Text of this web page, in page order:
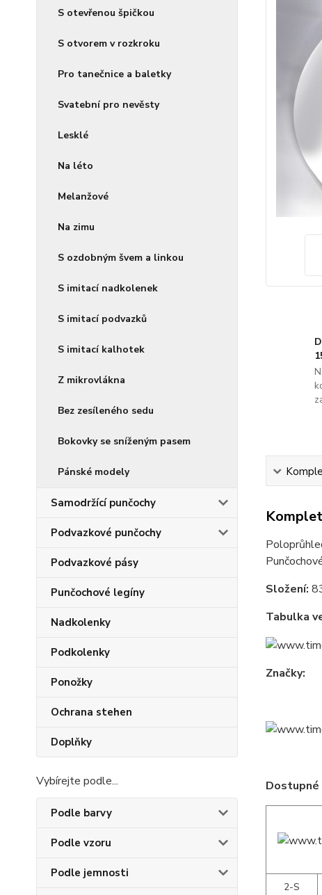
S otevřenou špičkou
S otvorem v rozkroku
Pro tanečnice a baletky
Svatební pro nevěsty
Lesklé
Na léto
Melanžové
Na zimu
S ozdobným švem a linkou
S imitací nadkolenek
S imitací podvazků
S imitací kalhotek
Z mikrovlákna
Bez zesíleného sedu
Bokovky se sníženým pasem
Pánské modely
Samodržící punčochy
Podvazkové punčochy
Podvazkové pásy
Punčochové legíny
Nadkolenky
Podkolenky
Ponožky
Ochrana stehen
Doplňky
Vybírejte podle...
Podle barvy
Podle vzoru
Podle jemnosti
Složení:
Tabulka
Značky:
2-S